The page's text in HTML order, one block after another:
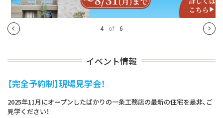
4 of 6
イベント情報
【完全予約制】現場見学会！
2025年11月にオープンしたばかりの一条工務店の最新の住宅を是非、ご
見学ください！